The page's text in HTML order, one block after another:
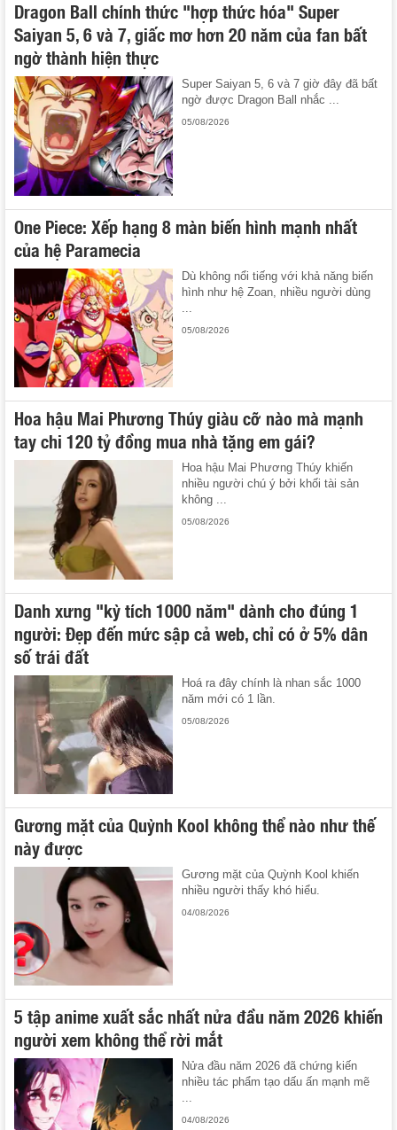
Dragon Ball chính thức "hợp thức hóa" Super
Saiyan 5, 6 và 7, giấc mơ hơn 20 năm của fan bất
ngờ thành hiện thực
Super Saiyan 5, 6 và 7 giờ đây đã bất
ngờ được Dragon Ball nhắc ...
05/08/2026
One Piece: Xếp hạng 8 màn biến hình mạnh nhất
của hệ Paramecia
Dù không nổi tiếng với khả năng biến
hình như hệ Zoan, nhiều người dùng
05/08/2026
Hoa hậu Mai Phương Thúy giàu cỡ nào mà mạnh
tay chi 120 tỷ đồng mua nhà tặng em gái?
Hoa hậu Mai Phương Thúy khiến
nhiều người chú ý bởi khối tài sản
không ...
05/08/2026
Danh xưng "kỳ tích 1000 năm" dành cho đúng 1
người: Đẹp đến mức sập cả web, chỉ có ở 5% dân
số trái đất
Hoá ra đây chính là nhan sắc 1000
năm mới có 1 lần.
05/08/2026
Gương mặt của Quỳnh Kool không thể nào như thế
này được
Gương mặt của Quỳnh Kool khiến
nhiều người thấy khó hiểu.
04/08/2026
5 tập anime xuất sắc nhất nửa đầu năm 2026 khiến
người xem không thể rời mắt
Nửa đầu năm 2026 đã chứng kiến
nhiều tác phẩm tạo dấu ấn mạnh mẽ
...
04/08/2026